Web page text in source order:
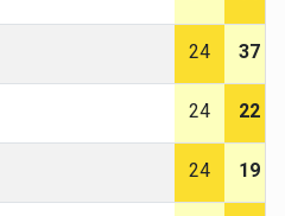
24 37
24 22
24 19